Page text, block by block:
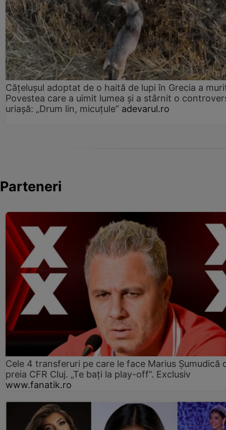
Cățelușul adoptat de o haită de lupi în Grecia a
Povestea care a uimit lumea și a stârnit o
uriașă: „Drum lin, micuțule” adevarul.ro
Parteneri
Cele 4 transferuri pe care le face Marius Șumudică
preia CFR Cluj. „Te bați la play-off”. Exclusiv
www.fanatik.ro